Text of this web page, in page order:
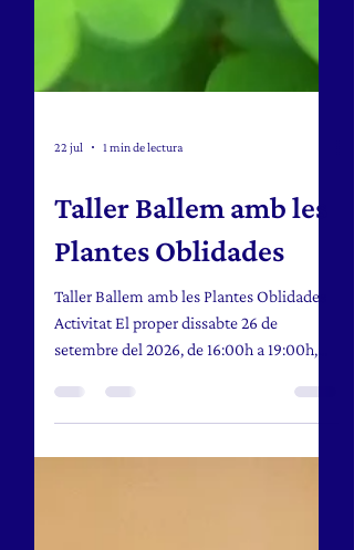
Taller Ballem amb les
Taller Ballem amb les Plantes Oblidades
Activitat El proper dissabte 26 de
l’Ainoa Soler durà a terme un taller
familiar gratuït dins la 11ª Jornada
Gastronòmica de les Plantes Oblidades,